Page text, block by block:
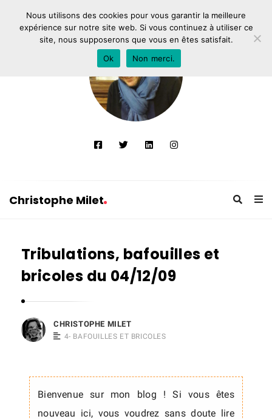
Christophe Milet
Tribulations, bafouilles et
bricoles du 04/12/09
CHRISTOPHE MILET
4- BAFOUILLES ET BRICOLES
Bienvenue sur mon blog ! Si vous êtes
nouveau ici, vous voudrez sans doute lire
Nous utilisons des cookies pour vous garantir la meilleure
expérience sur notre site web. Si vous continuez à utiliser ce
site, nous supposerons que vous en êtes satisfait.
Ok
Non merci.